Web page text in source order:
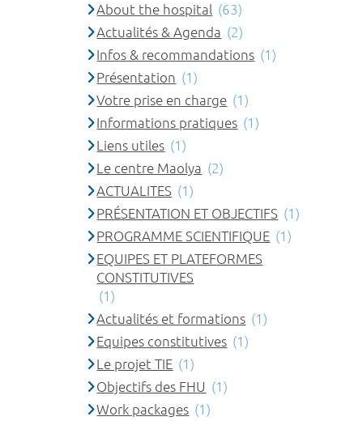
About the hospital (63)
Actualités & Agenda (2)
Infos & recommandations (1)
Présentation (1)
Votre prise en charge (1)
Informations pratiques (1)
Liens utiles (1)
Le centre Maolya (2)
ACTUALITES (1)
PRÉSENTATION ET OBJECTIFS (1)
PROGRAMME SCIENTIFIQUE (1)
EQUIPES ET PLATEFORMES
CONSTITUTIVES
(1)
Actualités et formations (1)
Equipes constitutives (1)
Le projet TIE (1)
Objectifs des FHU (1)
Work packages (1)